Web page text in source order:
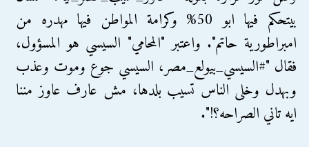
بيتحكم فيها ابو 50% وكرامة المواطن فيها مهدره من
امبراطورية حاتم". واعتبر "المحامي" السيسي هو المسؤول،
فقال "#السيسي_بيولع_مصر، السيسي جوع وموت وعذب
وبهدل وخلى الناس تسيب بلدها، مش عارف عاوز مننا
ايه تاني الصراحه؟!".